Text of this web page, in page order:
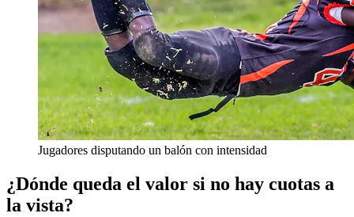
Jugadores disputando un balón con intensidad
¿Dónde queda el valor si no hay cuotas a
la vista?